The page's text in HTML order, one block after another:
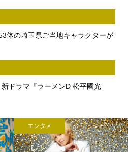
体の埼玉県ご当地キャラクターが
ドラマ『ラーメンD 松平國光
エンタメ